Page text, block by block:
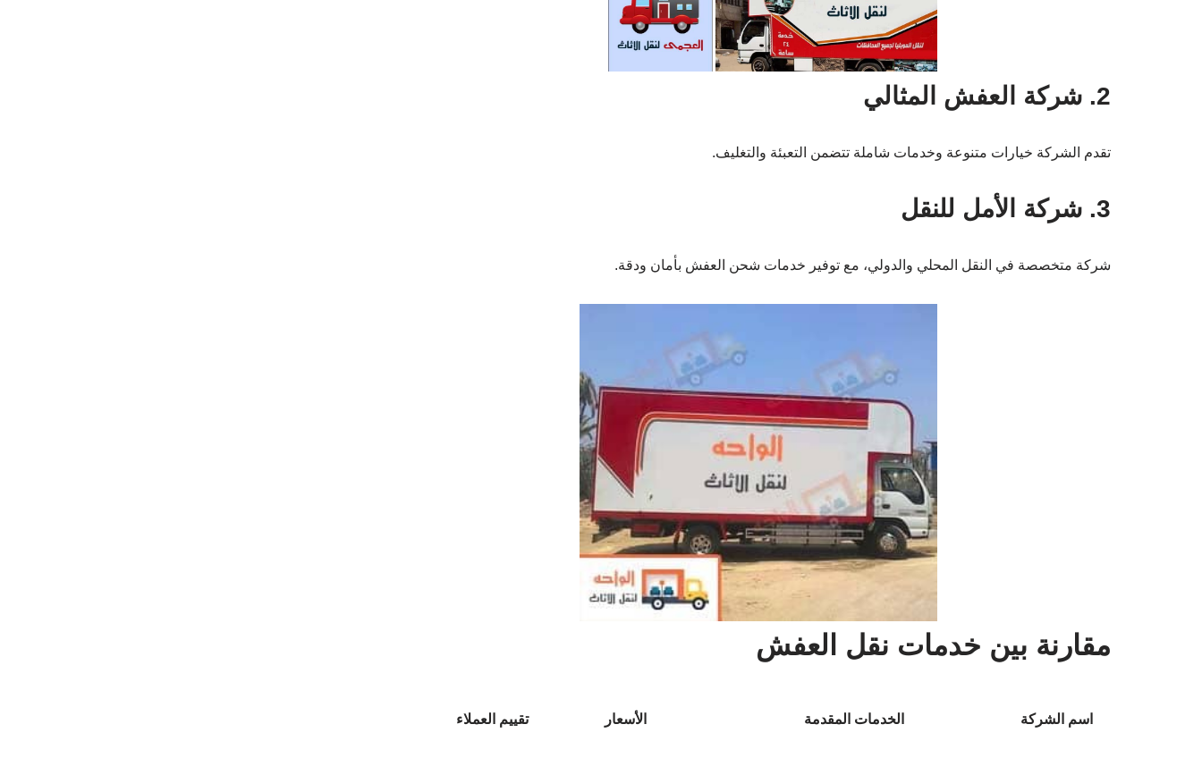
2. شركة العفش المثالي
تقدم الشركة خيارات متنوعة وخدمات شاملة تتضمن التعبئة والتغليف.
3. شركة الأمل للنقل
شركة متخصصة في النقل المحلي والدولي، مع توفير خدمات شحن العفش بأمان ودقة.
مقارنة بين خدمات نقل العفش
اسم الشركة الخدمات المقدمة الأسعار تقييم العملاء